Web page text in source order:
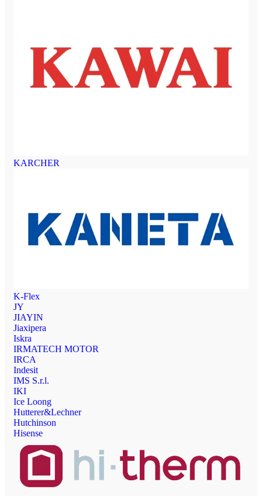
KARCHER
K-Flex
JY
JIAYIN
Jiaxipera
Iskra
IRMATECH MOTOR
IRCA
Indesit
IMS S.r.l.
IKI
Ice Loong
Hutterer&Lechner
Hutchinson
Hisense